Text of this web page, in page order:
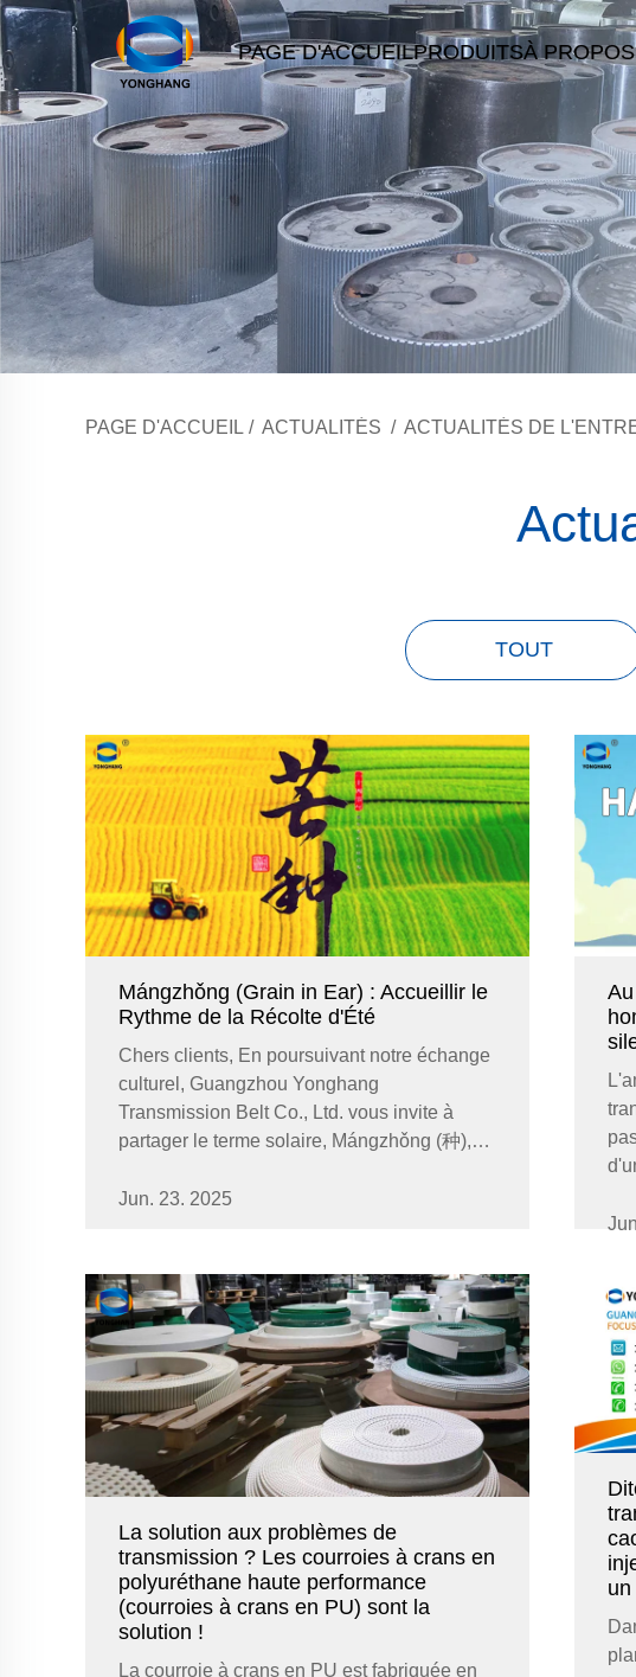
PAGE D'ACCUEILPRODUITSÀ
PAGE D'ACCUEIL / ACTUALITÉS / ACTUALITÉS DE
TOUT
Mángzhǒng (Grain in Ear) : Accueillir le
Rythme de la Récolte d'Été
Chers clients, En poursuivant notre échange
culturel, Guangzhou Yonghang
Transmission Belt Co., Ltd. vous invite à
partager le terme solaire, Mángzhǒng (种),
termes solaires. Mángzhǒng, qui a lieu
Jun. 23. 2025
il
La solution aux problèmes de
transmission ? Les courroies à crans en
polyuréthane haute performance
(courroies à crans en PU) sont la
solution !
La courroie à crans en PU est fabriquée en